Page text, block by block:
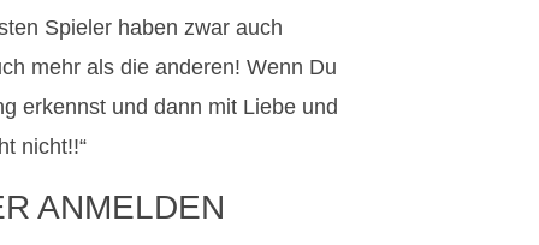
Spieler haben zwar auch
mehr als die anderen! Wenn Du
erkennst und dann mit Liebe und
nicht!!“
ANMELDEN